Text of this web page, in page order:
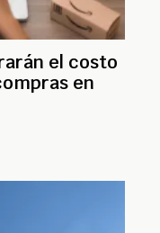
el costo
en